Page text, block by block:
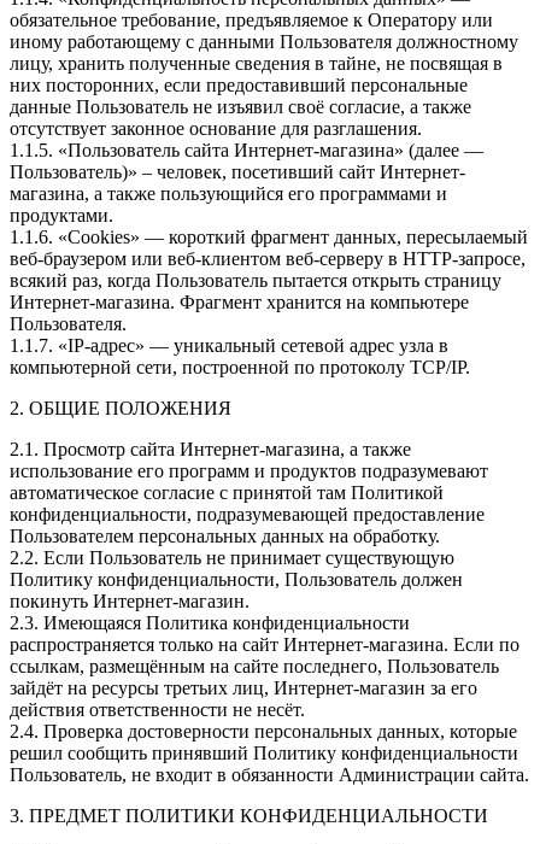
обязательное требование, предъявляемое к Оператору или
иному работающему с данными Пользователя должностному
лицу, хранить полученные сведения в тайне, не посвящая в
них посторонних, если предоставивший персональные
данные Пользователь не изъявил своё согласие, а также
отсутствует законное основание для разглашения.
1.1.5. «Пользователь сайта Интернет-магазина» (далее —
Пользователь)» – человек, посетивший сайт Интернет-
магазина, а также пользующийся его программами и
продуктами.
1.1.6. «Cookies» — короткий фрагмент данных, пересылаемый
веб-браузером или веб-клиентом веб-серверу в HTTP-запросе,
всякий раз, когда Пользователь пытается открыть страницу
Интернет-магазина. Фрагмент хранится на компьютере
Пользователя.
1.1.7. «IP-адрес» — уникальный сетевой адрес узла в
компьютерной сети, построенной по протоколу TCP/IP.
2. ОБЩИЕ ПОЛОЖЕНИЯ
2.1. Просмотр сайта Интернет-магазина, а также
использование его программ и продуктов подразумевают
автоматическое согласие с принятой там Политикой
конфиденциальности, подразумевающей предоставление
Пользователем персональных данных на обработку.
2.2. Если Пользователь не принимает существующую
Политику конфиденциальности, Пользователь должен
покинуть Интернет-магазин.
2.3. Имеющаяся Политика конфиденциальности
распространяется только на сайт Интернет-магазина. Если по
ссылкам, размещённым на сайте последнего, Пользователь
зайдёт на ресурсы третьих лиц, Интернет-магазин за его
действия ответственности не несёт.
2.4. Проверка достоверности персональных данных, которые
решил сообщить принявший Политику конфиденциальности
Пользователь, не входит в обязанности Администрации сайта.
3. ПРЕДМЕТ ПОЛИТИКИ КОНФИДЕНЦИАЛЬНОСТИ